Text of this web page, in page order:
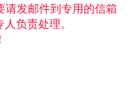
请发邮件到专用的信箱
人负责处理。